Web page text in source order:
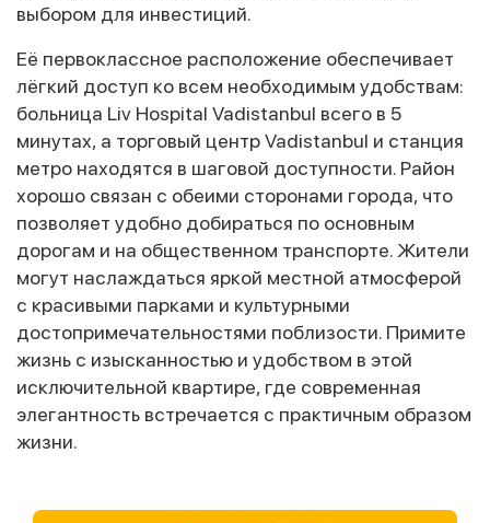
выбором для инвестиций.
Её первоклассное расположение обеспечивает
лёгкий доступ ко всем необходимым удобствам:
больница Liv Hospital Vadistanbul всего в 5
минутах, а торговый центр Vadistanbul и станция
метро находятся в шаговой доступности. Район
хорошо связан с обеими сторонами города, что
позволяет удобно добираться по основным
дорогам и на общественном транспорте. Жители
могут наслаждаться яркой местной атмосферой
с красивыми парками и культурными
достопримечательностями поблизости. Примите
жизнь с изысканностью и удобством в этой
исключительной квартире, где современная
элегантность встречается с практичным образом
жизни.